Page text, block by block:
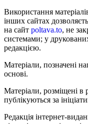
Використання
інших сайтах
на сайт poltava.to, не
системами; у
редакцією.
Матеріали, позначені
основі.
Матеріали, розміщені в
публікуються за
Редакція інтернет-